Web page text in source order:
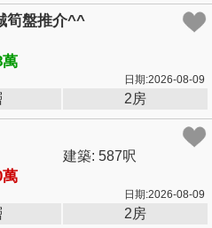
筍盤推介^^
日期:2026-08-09
2房
建築: 587呎
日期:2026-08-09
2房